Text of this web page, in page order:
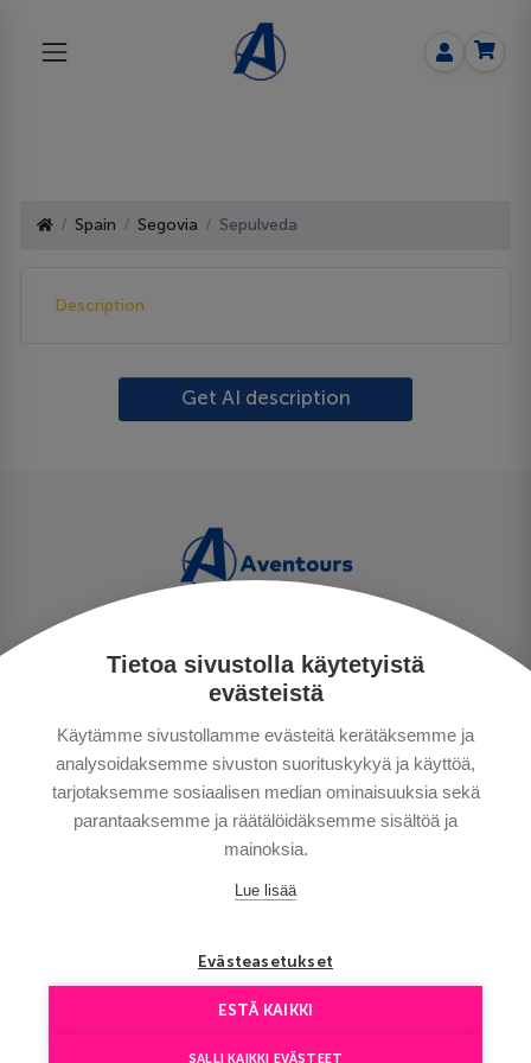
Tietoa sivustolla käytetyistä
evästeistä
Käytämme sivustollamme evästeitä kerätäksemme ja
analysoidaksemme sivuston suorituskykyä ja käyttöä,
tarjotaksemme sosiaalisen median ominaisuuksia sekä
parantaaksemme ja räätälöidäksemme sisältöä ja
mainoksia.
Lue lisää
Evästeasetukset
ESTÄ KAIKKI
SALLI KAIKKI EVÄSTEET
Spain Segovia Sepulveda
Description
Get AI description
PRIVACY POLICY
MAKSUTAVAT
GENERAL CONDITIONS
GOOD TO KNOW
CONTACTS
Copyright © Aventours 2026